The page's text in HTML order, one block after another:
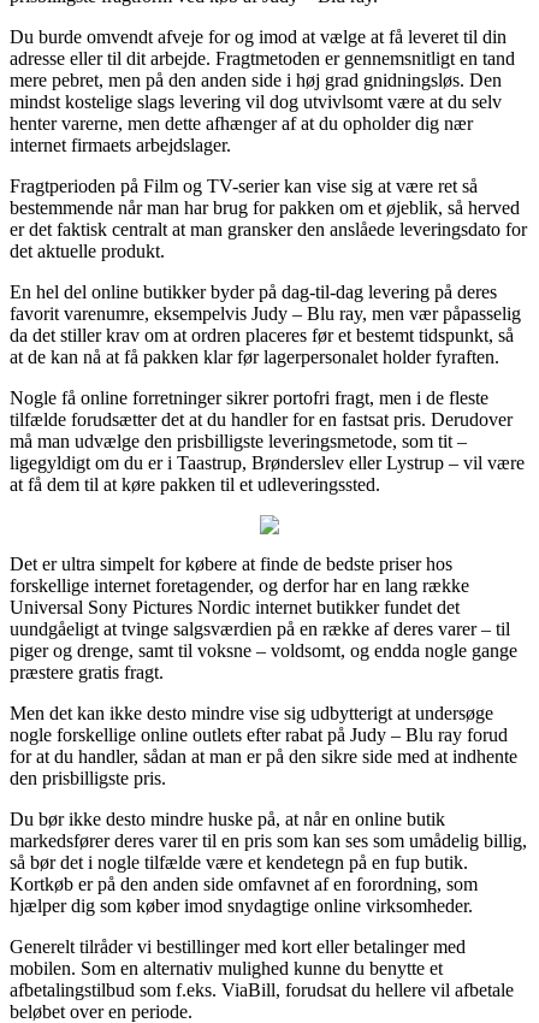
Du burde omvendt afveje for og imod at vælge at få leveret til din
adresse eller til dit arbejde. Fragtmetoden er gennemsnitligt en tand
mere pebret, men på den anden side i høj grad gnidningsløs. Den
mindst kostelige slags levering vil dog utvivlsomt være at du selv
henter varerne, men dette afhænger af at du opholder dig nær
internet firmaets arbejdslager.
Fragtperioden på Film og TV-serier kan vise sig at være ret så
bestemmende når man har brug for pakken om et øjeblik, så herved
er det faktisk centralt at man gransker den anslåede leveringsdato for
det aktuelle produkt.
En hel del online butikker byder på dag-til-dag levering på deres
favorit varenumre, eksempelvis Judy – Blu ray, men vær påpasselig
da det stiller krav om at ordren placeres før et bestemt tidspunkt, så
at de kan nå at få pakken klar før lagerpersonalet holder fyraften.
Nogle få online forretninger sikrer portofri fragt, men i de fleste
tilfælde forudsætter det at du handler for en fastsat pris. Derudover
må man udvælge den prisbilligste leveringsmetode, som tit –
ligegyldigt om du er i Taastrup, Brønderslev eller Lystrup – vil være
at få dem til at køre pakken til et udleveringssted.
Det er ultra simpelt for købere at finde de bedste priser hos
forskellige internet foretagender, og derfor har en lang række
Universal Sony Pictures Nordic internet butikker fundet det
uundgåeligt at tvinge salgsværdien på en række af deres varer – til
piger og drenge, samt til voksne – voldsomt, og endda nogle gange
præstere gratis fragt.
Men det kan ikke desto mindre vise sig udbytterigt at undersøge
nogle forskellige online outlets efter rabat på Judy – Blu ray forud
for at du handler, sådan at man er på den sikre side med at indhente
den prisbilligste pris.
Du bør ikke desto mindre huske på, at når en online butik
markedsfører deres varer til en pris som kan ses som umådelig billig,
så bør det i nogle tilfælde være et kendetegn på en fup butik.
Kortkøb er på den anden side omfavnet af en forordning, som
hjælper dig som køber imod snydagtige online virksomheder.
Generelt tilråder vi bestillinger med kort eller betalinger med
mobilen. Som en alternativ mulighed kunne du benytte et
afbetalingstilbud som f.eks. ViaBill, forudsat du hellere vil afbetale
beløbet over en periode.